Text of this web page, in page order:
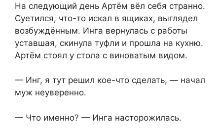
На следующий день Артём вёл себя странно.
Суетился, что-то искал в ящиках, выглядел
возбуждённым. Инга вернулась с работы
уставшая, скинула туфли и прошла на кухню.
Артём стоял у стола с виноватым видом.
— Инг, я тут решил кое-что сделать, — начал
муж неуверенно.
— Что именно? — Инга насторожилась.